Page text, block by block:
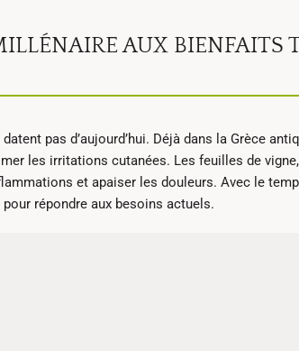
AUX BIENFAITS
pas d’aujourd’hui. Déjà dans la Grèce
les irritations cutanées. Les feuilles de
et apaiser les douleurs. Avec le
répondre aux besoins actuels.